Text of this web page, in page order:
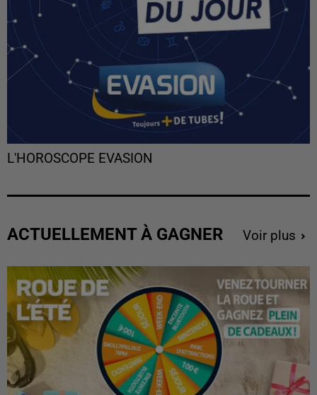
L'HOROSCOPE EVASION
ACTUELLEMENT À GAGNER Voir plus